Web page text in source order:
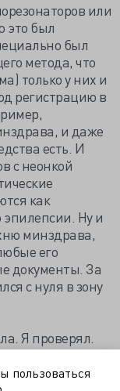
или
это был
был
метода, что
только у них и
регистрацию в
и даже
есть. И
с неонкой
как
эпилепсии. Ну и
минздрава,
его
документы. За
с нуля в зону
Я проверял.
Там я
дляпользоваться